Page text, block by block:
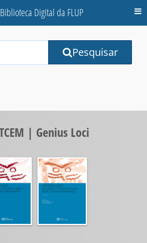
Biblioteca Digital da FLUP
Pesquisar
| Genius Loci